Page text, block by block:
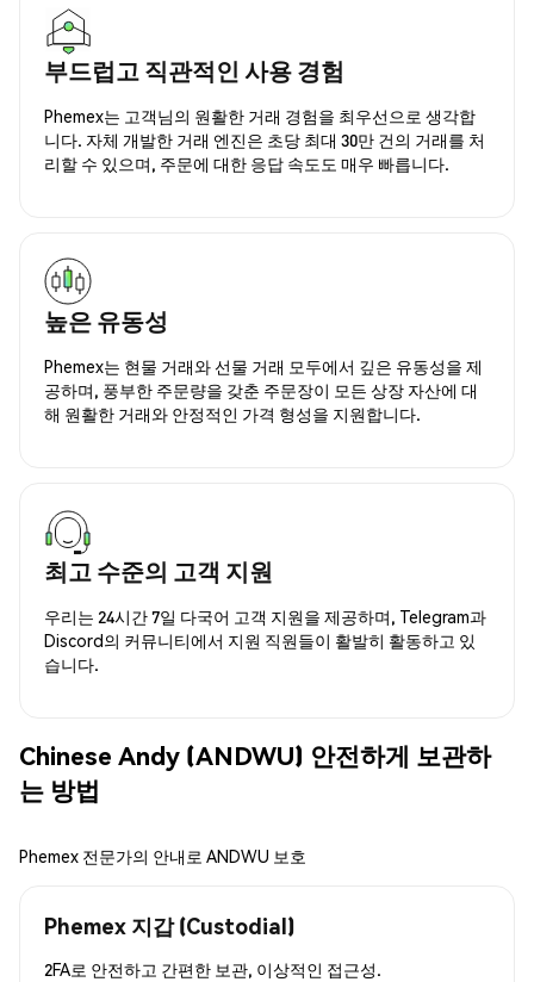
부드럽고 직관적인 사용 경험
Phemex는 고객님의 원활한 거래 경험을 최우선으로 생각합
니다. 자체 개발한 거래 엔진은 초당 최대 30만 건의 거래를 처
리할 수 있으며, 주문에 대한 응답 속도도 매우 빠릅니다.
높은 유동성
Phemex는 현물 거래와 선물 거래 모두에서 깊은 유동성을 제
공하며, 풍부한 주문량을 갖춘 주문장이 모든 상장 자산에 대
해 원활한 거래와 안정적인 가격 형성을 지원합니다.
최고 수준의 고객 지원
우리는 24시간 7일 다국어 고객 지원을 제공하며, Telegram과
Discord의 커뮤니티에서 지원 직원들이 활발히 활동하고 있
습니다.
Chinese Andy (ANDWU) 안전하게 보관하
는 방법
Phemex 전문가의 안내로 ANDWU 보호
Phemex 지갑 (Custodial)
2FA로 안전하고 간편한 보관, 이상적인 접근성.